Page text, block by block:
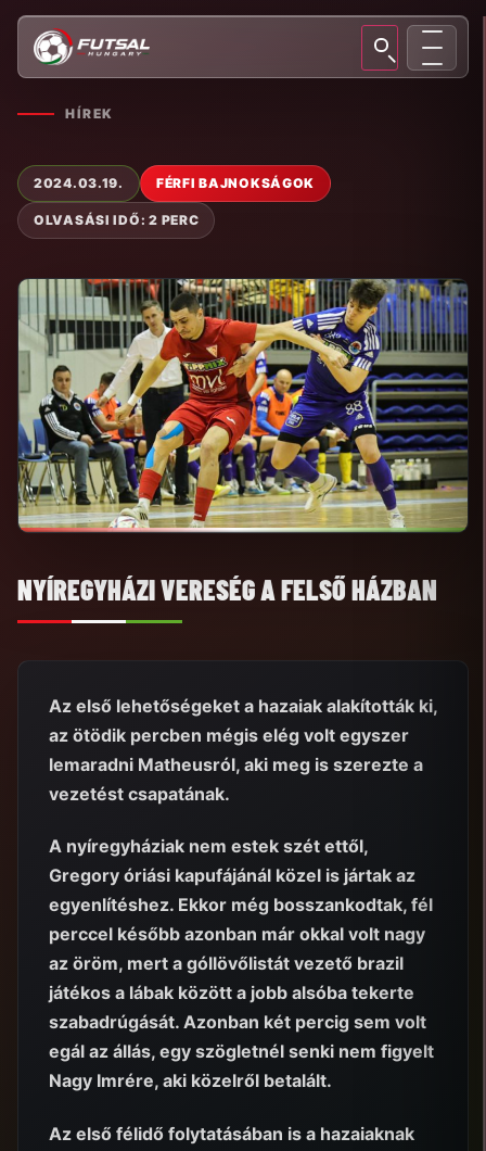
HÍREK
2024.03.19. FÉRFI BAJNOKSÁGOK
OLVASÁSI IDŐ: 2 PERC
NYÍREGYHÁZI VERESÉG A FELSŐ HÁZBAN
Az első lehetőségeket a hazaiak alakították ki,
az ötödik percben mégis elég volt egyszer
lemaradni Matheusról, aki meg is szerezte a
vezetést csapatának.
A nyíregyháziak nem estek szét ettől,
Gregory óriási kapufájánál közel is jártak az
egyenlítéshez. Ekkor még bosszankodtak, fél
perccel később azonban már okkal volt nagy
az öröm, mert a góllövőlistát vezető brazil
játékos a lábak között a jobb alsóba tekerte
szabadrúgását. Azonban két percig sem volt
egál az állás, egy szögletnél senki nem figyelt
Nagy Imrére, aki közelről betalált.
Az első félidő folytatásában is a hazaiaknak